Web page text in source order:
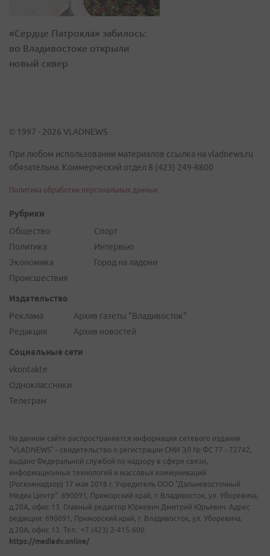
«Сердце Патрокла» забилось:
во Владивостоке открыли
новый сквер
© 1997 - 2026 VLADNEWS
При любом использовании материалов ссылка на vladnews.ru
обязательна. Коммерческий отдел 8 (423) 249-8800
Политика обработки персональных данных
Рубрики
Общество
Политика
Экономика
Происшествия
Спорт
Интервью
Город на ладони
Издательство
Реклама
Редакция
Архив газеты "Владивосток"
Архив новостей
Социальные сети
vkontakte
Одноклассники
Телеграм
На данном сайте распространяется информация сетевого издания
"VLADNEWS" - свидетельство о регистрации СМИ ЭЛ № ФС 77 - 72742,
выдано Федеральной службой по надзору в сфере связи,
информационных технологий и массовых коммуникаций
(Роскомнадзор) 17 мая 2018 г. Учредитель ООО "Дальневосточный
Медиа Центр". 690091, Приморский край, г. Владивосток, ул. Уборевича,
д.20А, офис 13. Главный редактор Юркевич Дмитрий Юрьевич. Адрес
редакции: 690091, Приморский край, г. Владивосток, ул. Уборевича,
д.20А, офис 13. Тел.: +7 (423) 2-415-600.
https://mediadv.online/